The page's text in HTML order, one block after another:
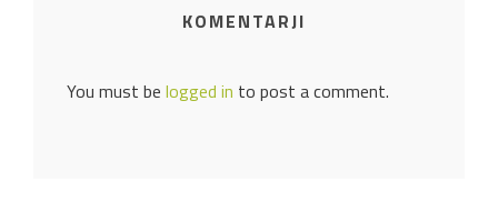
KOMENTARJI
You must be logged in to post a comment.